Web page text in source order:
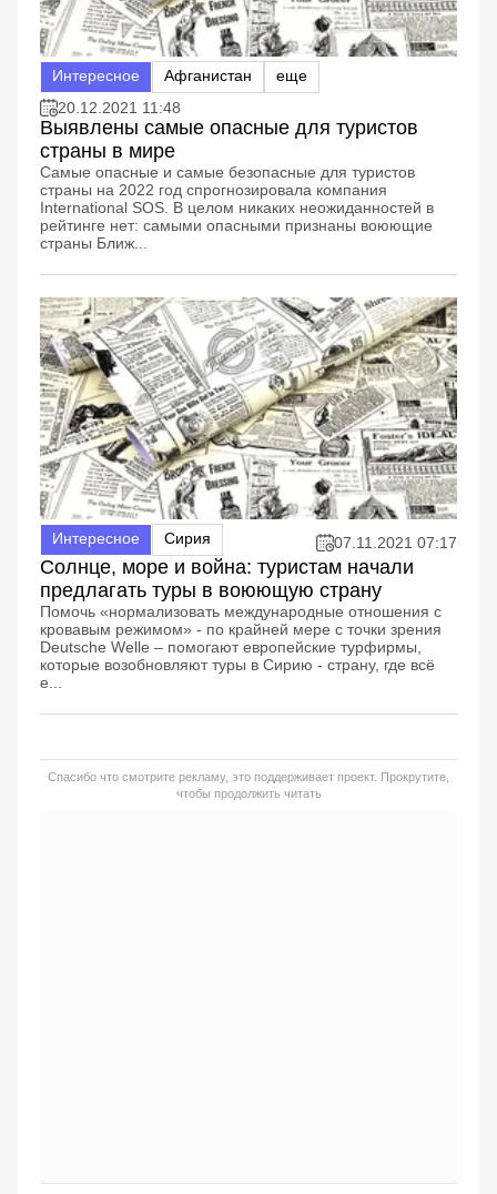
Интересное Афганистан
еще
20.12.2021 11:48
Выявлены самые опасные для туристов
страны в мире
Самые опасные и самые безопасные для туристов
страны на 2022 год спрогнозировала компания
International SOS. В целом никаких неожиданностей в
рейтинге нет: самыми опасными признаны воюющие
страны Ближ...
Интересное Сирия 07.11.2021 07:17
Солнце, море и война: туристам начали
предлагать туры в воюющую страну
Помочь «нормализовать международные отношения с
кровавым режимом» - по крайней мере с точки зрения
Deutsche Welle – помогают европейские турфирмы,
которые возобновляют туры в Сирию - страну, где всё
е...
Спасибо что смотрите рекламу, это поддерживает проект. Прокрутите,
чтобы продолжить читать